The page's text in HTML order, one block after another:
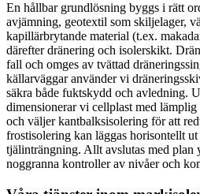
En hållbar grundlösning byggs i rätt
avjämning, geotextil som skiljelager,
kapillärbrytande material (t.ex.
därefter dränering och isolerskikt.
fall och omges av tvättad
källarväggar använder vi
säkra både fuktskydd och avledning.
dimensionerar vi cellplast med
och väljer kantbalksisolering för att
frostisolering kan läggas horisontellt
tjälinträngning. Allt avslutas med plan
noggranna kontroller av nivåer och